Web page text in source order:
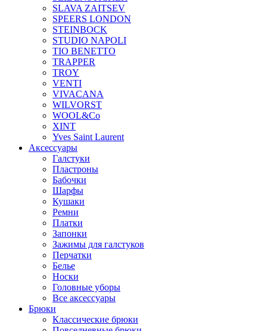
SLAVA ZAITSEV
SPEERS LONDON
STEINBOCK
STUDIO NAPOLI
TIO BENETTO
TRAPPER
TROY
VENTI
VIVACANA
WILVORST
WOOL&Co
XINT
Yves Saint Laurent
Аксессуары
Галстуки
Пластроны
Бабочки
Шарфы
Кушаки
Ремни
Платки
Запонки
Зажимы для галстуков
Перчатки
Белье
Носки
Головные уборы
Все аксессуары
Брюки
Классические брюки